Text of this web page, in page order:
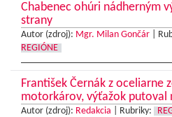
Chabenec ohúri nádherným
strany
Autor (zdroj): Mgr. Milan Gončár
REGIÓNE
František Černák z oceliarne
motorkárov, výťažok putoval
Autor (zdroj): Redakcia Rubriky: